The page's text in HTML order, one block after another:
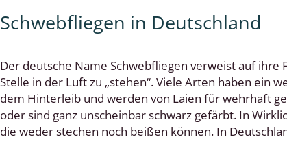
Schwebfliegen in Deutschland
Der deutsche Name Schwebfliegen verweist auf
Stelle in der Luft zu „stehen“. Viele Arten haben ein
dem Hinterleib und werden von Laien für wehrhaft
oder sind ganz unscheinbar schwarz gefärbt. In
die weder stechen noch beißen können. In